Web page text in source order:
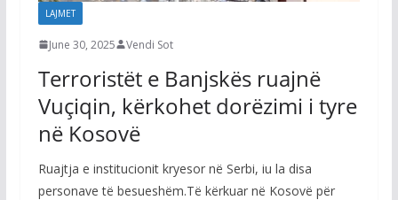
LAJMET
June 30, 2025 Vendi Sot
Terroristët e Banjskës ruajnë
Vuçiqin, kërkohet dorëzimi i tyre
në Kosovë
Ruajtja e institucionit kryesor në Serbi, iu la disa
personave të besueshëm.Të kërkuar në Kosovë për